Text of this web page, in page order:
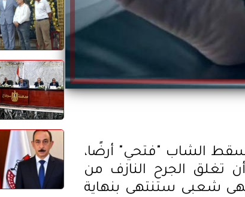
الشاب "فتحي" أرضًا،
تغلق الجرح النازف من
شعبى ستنتهى بنهاية